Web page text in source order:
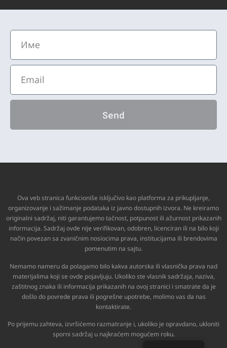
Send
Ova veb stranica funkcioniše isključivo kao platforma za prikupljanje,
organizovanje i sažimanje podataka iz javno dostupnih izvora. Ne kreiramo
originalni sadržaj, niti garantujemo tačnost, potpunost ili ažurnost prikazanih
informacija. Sadržaj ovde nije verifikovan, odobren, licenciran ili na bilo koji
način povezan sa zvaničnim nosiocima prava, institucijama ili brendovima
pomenutim na sajtu.
Nemamo nameru da polagamo bilo kakva autorska ili vlasnička prava nad
materijalima koji se ovde pojavljuju. Ukoliko ste vlasnik sadržaja, naziva,
zaštitnog znaka ili informacija prikazanih na ovoj stranici i smatrate da je
došlo do povrede prava ili pogrešne upotrebe, molimo vas da nas
kontaktirate.
Po prijemu zahteva, izvršićemo razmatranje i, ukoliko je opravdano, ukloniti
sporni sadržaj u najkraćem mogućem roku.